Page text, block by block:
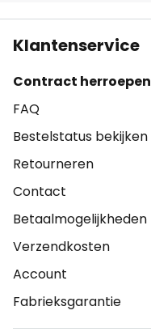
Klantenservice
Contract herroepen
FAQ
Bestelstatus bekijken
Retourneren
Contact
Betaalmogelijkheden
Verzendkosten
Account
Fabrieksgarantie